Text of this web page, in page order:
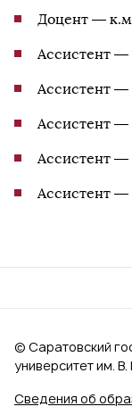
Доцент —
Ассистент
Ассистент
Ассистент —
Ассистент
Ассистент
Сведения об
© Саратовский
университет им.